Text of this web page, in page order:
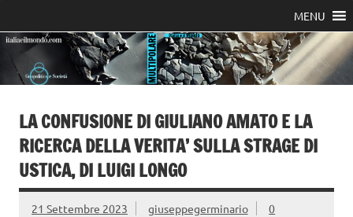
MENU
LA CONFUSIONE DI GIULIANO AMATO E LA
RICERCA DELLA VERITA’ SULLA STRAGE DI
USTICA, DI LUIGI LONGO
21 Settembre 2023 giuseppegerminario
0